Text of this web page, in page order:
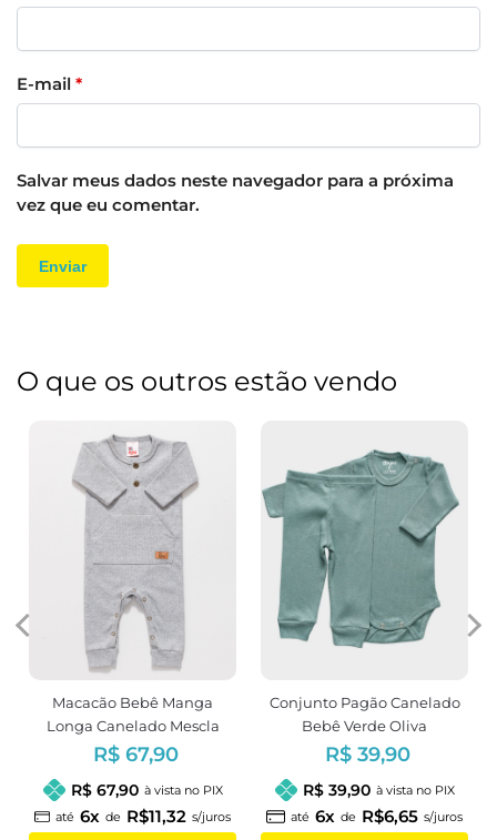
E-mail *
Salvar meus dados neste navegador para a próxima
vez que eu comentar.
O que os outros estão vendo
Macacão Bebê Manga
Longa Canelado Mescla
Unissex
R$ 67,90
R$ 67,90 à vista no PIX
até 6x de R$11,32 s/juros
Conjunto Pagão Canelado
Bebê Verde Oliva
R$ 39,90
R$ 39,90 à vista no PIX
até 6x de R$6,65 s/juros